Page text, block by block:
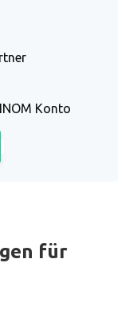
Konto
für